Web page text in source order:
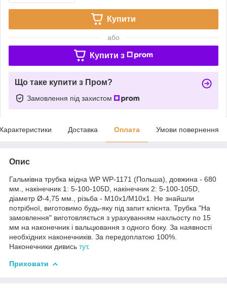
Купити
або
Купити з
Що таке купити з Пром?
Замовлення під захистом
Доставка Оплата Умови повернення
Опис
Гальмівна трубка мідна WP WP-1171 (Польша), довжина - 680
мм., накінечник 1: 5-100-105D, накінечник 2: 5-100-105D,
діаметр Ø-4,75 мм., різьба - М10х1/М10х1. Не знайшли
потрібної, виготовимо будь-яку під запит клієнта. Трубка "На
замовлення" виготовляється з урахуванням нахльосту по 15
мм на наконечник і вальцювання з одного боку. За наявності
необхідних наконечників. За передоплатою 100%.
Наконечники дивись тут.
Приховати